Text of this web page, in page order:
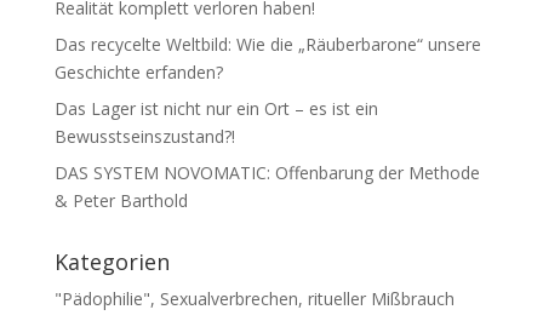
Realität komplett verloren haben!
Das recycelte Weltbild: Wie die „Räuberbarone“ unsere
Geschichte erfanden?
Das Lager ist nicht nur ein Ort – es ist ein
Bewusstseinszustand?!
DAS SYSTEM NOVOMATIC: Offenbarung der Methode
& Peter Barthold
Kategorien
"Pädophilie", Sexualverbrechen, ritueller Mißbrauch